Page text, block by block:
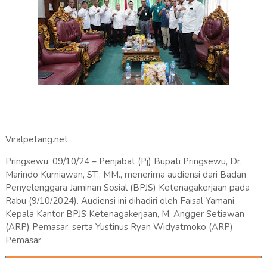
Viralpetang.net
Pringsewu, 09/10/24 – Penjabat (Pj) Bupati Pringsewu, Dr.
Marindo Kurniawan, ST., MM., menerima audiensi dari Badan
Penyelenggara Jaminan Sosial (BPJS) Ketenagakerjaan pada
Rabu (9/10/2024). Audiensi ini dihadiri oleh Faisal Yamani,
Kepala Kantor BPJS Ketenagakerjaan, M. Angger Setiawan
(ARP) Pemasar, serta Yustinus Ryan Widyatmoko (ARP)
Pemasar.